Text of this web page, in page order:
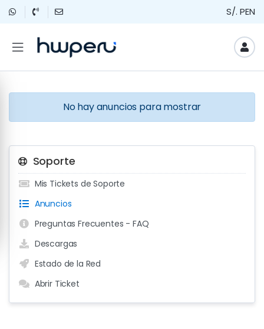
S/. PEN
No hay anuncios para mostrar
Soporte
Mis Tickets de Soporte
Anuncios
Preguntas Frecuentes - FAQ
Descargas
Estado de la Red
Abrir Ticket